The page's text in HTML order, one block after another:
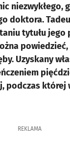
niezwykłego,
doktora.
tytułu jego
powiedzieć,
Uzyskany
podczas której
REKLAMA